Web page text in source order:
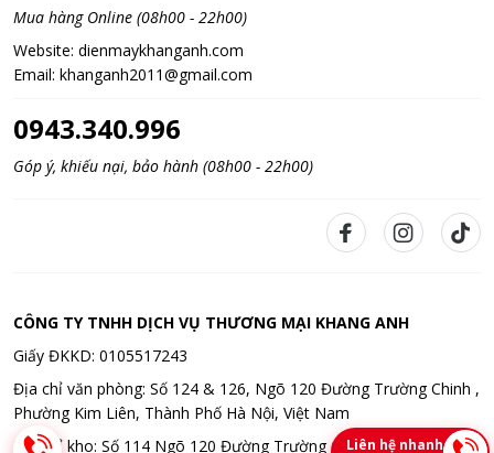
Mua hàng Online (08h00 - 22h00)
Website: dienmaykhanganh.com
Email: khanganh2011@gmail.com
0943.340.996
Góp ý, khiếu nại, bảo hành (08h00 - 22h00)
CÔNG TY TNHH DỊCH VỤ THƯƠNG MẠI KHANG ANH
Giấy ĐKKD: 0105517243
Địa chỉ văn phòng: Số 124 & 126, Ngõ 120 Đường Trường Chinh ,
Phường Kim Liên, Thành Phố Hà Nội, Việt Nam
Địa chỉ kho: Số 114 Ngõ 120 Đường Trường Chinh , Phường Kim
Liên hệ nhanh